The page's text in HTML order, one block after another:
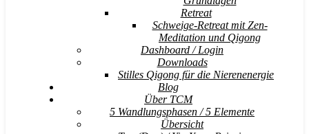
Retreat
Schweige-Retreat mit Zen-
Meditation und Qigong
Dashboard / Login
Downloads
Stilles Qigong für die Nierenenergie
Blog
Über TCM
5 Wandlungsphasen / 5 Elemente
Übersicht